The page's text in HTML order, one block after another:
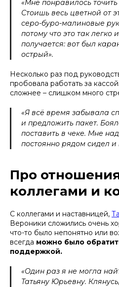
«Мне понравилось
Стоишь весь цветной от
серо-буро-малиновые
потому что это так легко
получается: вот был
острый».
Несколько раз под
пробовала работать за
сложнее – слишком много
«Я всё время забывала
и предложить пакет.
поставить в чеке. Мне
постоянно рядом сидел и
Про
коллегами и
С коллегами и наставницей,
Вероники сложились очень
что-то было непонятно или
всегда можно было
поддержкой.
«Один раз я не могла
Татьяну Юрьевну.